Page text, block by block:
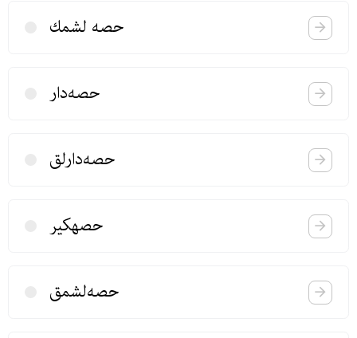
حصه‌ لشمك
حصه‌دار
حصه‌دارلق
حصهكیر
حصه‌لشمق